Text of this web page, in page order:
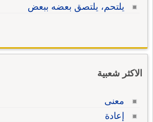
يلتحم، يلتصق بعضه ببعض
الاكثر شعبية
معنى
إعادة